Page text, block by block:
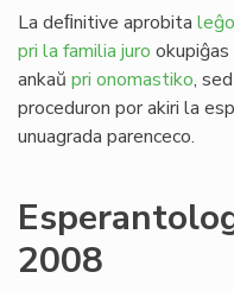
La deﬁnitive aprobita leĝo
pri la familia juro okupiĝas
ankaŭ pri onomastiko,
proceduron por akiri la
unuagrada parenceco.
2008